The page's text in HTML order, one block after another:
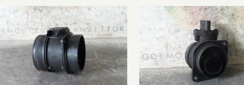
FV 2.3 dCi 150 FWD 2013/03-
FV 2014/09-